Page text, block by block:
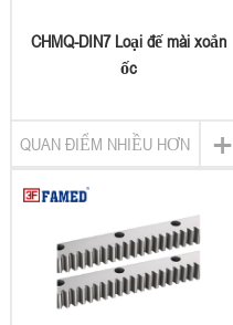
CHMQ-DIN7 Loại đế mài xoắn
ốc
+
QUAN ĐIỂM NHIỀU HƠN